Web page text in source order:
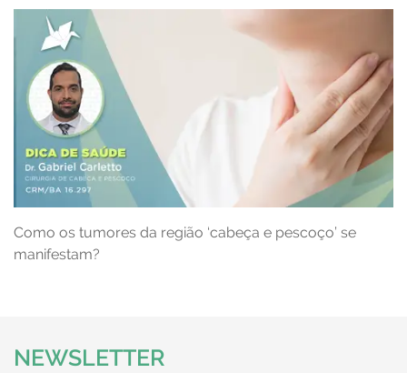
Como os tumores da região ‘cabeça e pescoço’ se
manifestam?
NEWSLETTER